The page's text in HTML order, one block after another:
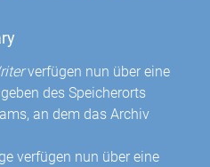
verfügen nun über eine
des Speicherorts
an dem das Archiv
verfügen nun über eine